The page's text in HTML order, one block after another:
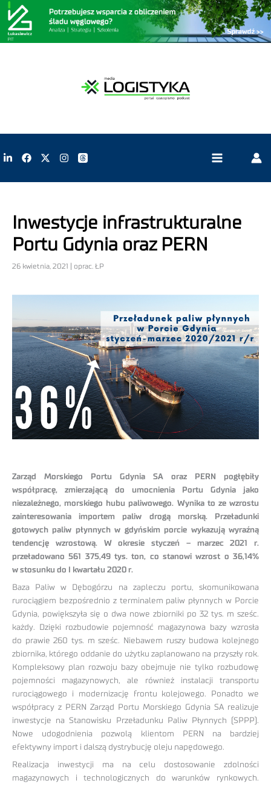
Inwestycje infrastrukturalne
Portu Gdynia oraz PERN
26 kwietnia, 2021 | oprac. ŁP
Zarząd Morskiego Portu Gdynia SA oraz PERN pogłębiły
współpracę, zmierzającą do umocnienia Portu Gdynia jako
niezależnego, morskiego hubu paliwowego. Wynika to ze wzrostu
zainteresowania importem paliw drogą morską. Przeładunki
gotowych paliw płynnych w gdyńskim porcie wykazują wyraźną
tendencję wzrostową. W okresie styczeń – marzec 2021 r.
przeładowano 561 375,49 tys. ton, co stanowi wzrost o 36,14%
w stosunku do I kwartału 2020 r.
Baza Paliw w Dębogórzu na zapleczu portu, skomunikowana
rurociągiem bezpośrednio z terminalem paliw płynnych w Porcie
Gdynia, powiększyła się o dwa nowe zbiorniki po 32 tys. m sześc.
każdy. Dzięki rozbudowie pojemność magazynowa bazy wzrosła
do prawie 260 tys. m sześc. Niebawem ruszy budowa kolejnego
zbiornika, którego oddanie do użytku zaplanowano na przyszły rok.
Kompleksowy plan rozwoju bazy obejmuje nie tylko rozbudowę
pojemności magazynowych, ale również instalacji transportu
rurociągowego i modernizację frontu kolejowego. Ponadto we
współpracy z PERN Zarząd Portu Morskiego Gdynia SA realizuje
inwestycje na Stanowisku Przeładunku Paliw Płynnych (SPPP).
Nowe udogodnienia pozwolą klientom PERN na bardziej
efektywny import i dalszą dystrybucję oleju napędowego.
Realizacja inwestycji ma na celu dostosowanie zdolności
magazynowych i technologicznych do warunków rynkowych.